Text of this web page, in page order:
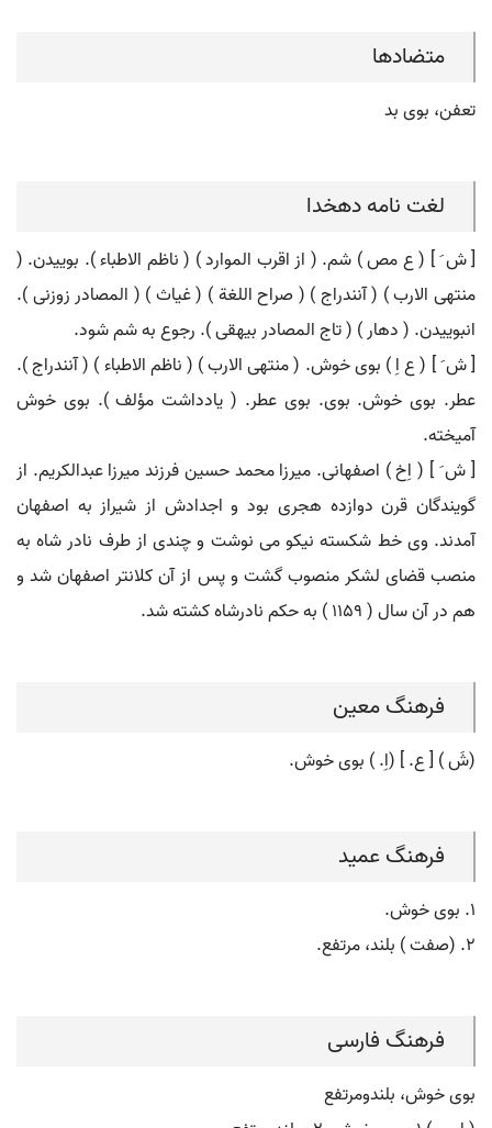
متضادها
تعفن، بوی بد
لغت نامه دهخدا
[ ش َ ] ( ع مص ) شم. ( از اقرب الموارد ) ( ناظم الاطباء ). بوییدن. (
منتهی الارب ) ( آنندراج ) ( صراح اللغة ) ( غیاث ) ( المصادر زوزنی ).
انبوییدن. ( دهار ) ( تاج المصادر بیهقی ). رجوع به شم شود.
[ ش َ ] ( ع اِ ) بوی خوش. ( منتهی الارب ) ( ناظم الاطباء ) ( آنندراج ).
عطر. بوی خوش. بوی. بوی عطر. ( یادداشت مؤلف ). بوی خوش
آمیخته.
[ ش َ ] ( اِخ ) اصفهانی. میرزا محمد حسین فرزند میرزا عبدالکریم. از
گویندگان قرن دوازده هجری بود و اجدادش از شیراز به اصفهان
آمدند. وی خط شکسته نیکو می نوشت و چندی از طرف نادر شاه به
منصب قضای لشکر منصوب گشت و پس از آن کلانتر اصفهان شد و
هم در آن سال ( 1159 ) به حکم نادرشاه کشته شد.
فرهنگ معین
(شَ ) [ ع. ] (اِ. ) بوی خوش.
فرهنگ عمید
۱. بوی خوش.
۲. (صفت ) بلند، مرتفع.
فرهنگ فارسی
بوی خوش، بلندومرتفع